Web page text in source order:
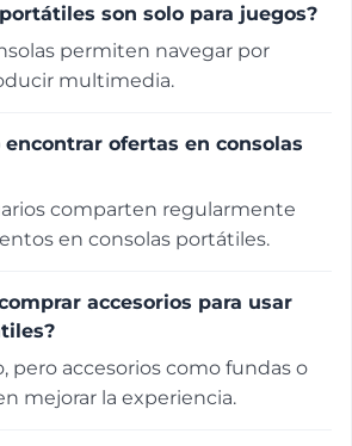
son solo para juegos?
permiten navegar por
multimedia.
encontrar ofertas en consolas
comparten regularmente
en consolas portátiles.
accesorios para usar
pero accesorios como fundas o
mejorar la experiencia.